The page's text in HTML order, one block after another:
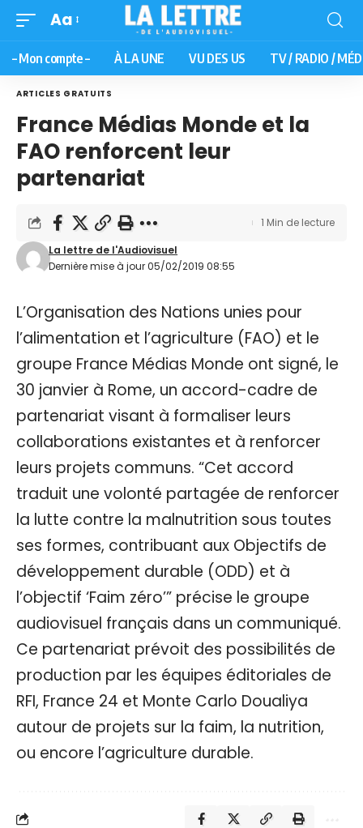
Aa
– Mon compte – À LA UNE VU DES US TV / RADIO /
ARTICLES GRATUITS
France Médias Monde et la
FAO renforcent leur
partenariat
Dernière mise à jour 05/02/2019 08:55
La lettre de l'Audiovisuel
1 Min de lecture
L’Organisation des Nations unies pour
l’alimentation et l’agriculture (FAO) et le
groupe France Médias Monde ont signé, le
30 janvier à Rome, un accord-cadre de
partenariat visant à formaliser leurs
collaborations existantes et à renforcer
leurs projets communs. “Cet accord
traduit une volonté partagée de renforcer
la lutte contre la malnutrition sous toutes
ses formes, contribuant aux Objectifs de
développement durable (ODD) et à
l’objectif ‘Faim zéro’” précise le groupe
audiovisuel français dans un communiqué.
Ce partenariat prévoit des possibilités de
production par les équipes éditoriales de
RFI, France 24 et Monte Carlo Doualiya
autour de projets sur la faim, la nutrition,
ou encore l’agriculture durable.